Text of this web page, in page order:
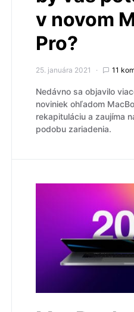
v novom
Pro?
25. januára 2021 11
Nedávno sa objavilo
noviniek ohľadom
rekapituláciu a zaujíma
podobu zariadenia.